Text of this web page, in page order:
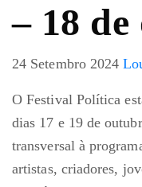
– 18
24 Setembro 2024
O Festival Política
dias 17 e 19 de
transversal à
artistas, criadores,